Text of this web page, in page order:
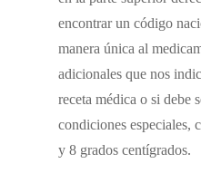
encontrar un código
manera única al
adicionales que nos
receta médica o si debe
condiciones especiales,
y 8 grados centígrados.